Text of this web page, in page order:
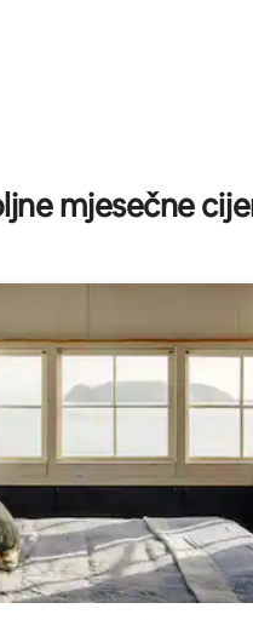
5, recenzija: 55
mjesečne